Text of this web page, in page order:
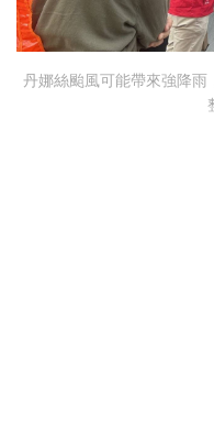
丹娜絲颱風可能帶來強降